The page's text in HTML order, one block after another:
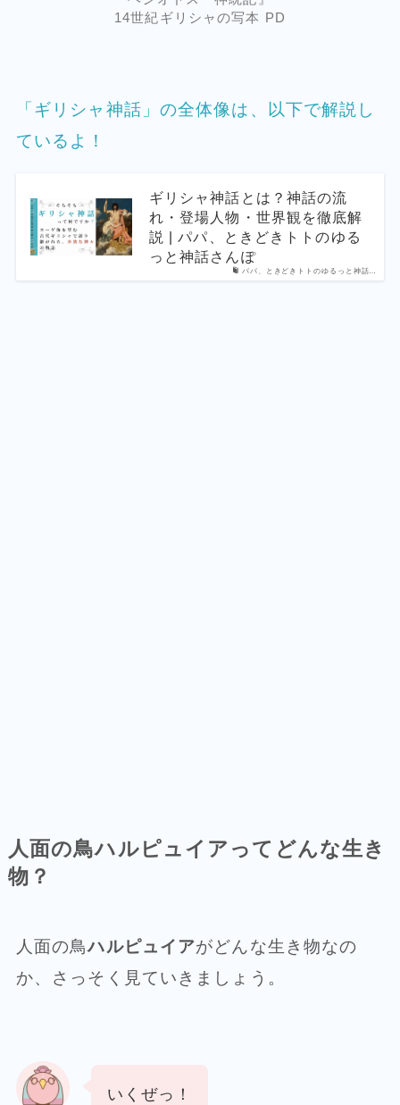
14世紀ギリシャの写本 PD
「ギリシャ神話」の全体像は、以下で解説し
ているよ！
パパ、ときどきトトのゆるっと神話…
ギリシャ神話とは？神話の流
れ・登場人物・世界観を徹底解
説 | パパ、ときどきトトのゆる
っと神話さんぽ
人面の鳥ハルピュイアってどんな生き
物？
人面の鳥ハルピュイアがどんな生き物なの
か、さっそく見ていきましょう。
いくぜっ！